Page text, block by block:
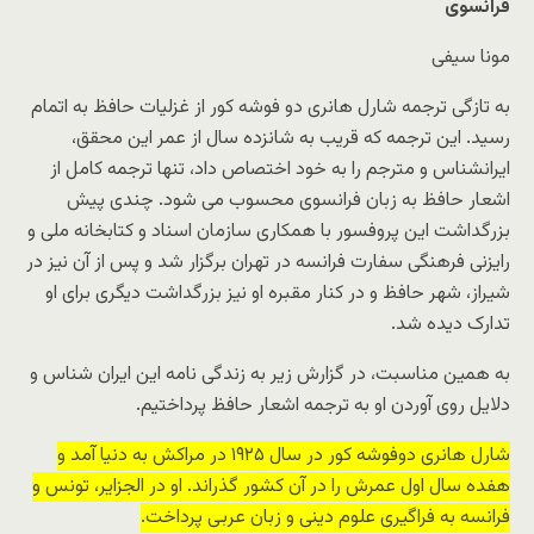
فرانسوی
مونا سیفی
به تازگی ترجمه شارل هانری دو فوشه کور از غزلیات حافظ به اتمام
رسید. این ترجمه که قریب به شانزده سال از عمر این محقق،
ایرانشناس و مترجم را به خود اختصاص داد، تنها ترجمه کامل از
اشعار حافظ به زبان فرانسوی محسوب می شود. چندی پیش
بزرگداشت این پروفسور با همکاری سازمان اسناد و کتابخانه ملی و
رایزنی فرهنگی سفارت فرانسه در تهران برگزار شد و پس از آن نیز در
شیراز، شهر حافظ و در کنار مقبره او نیز بزرگداشت دیگری برای او
تدارک دیده شد.
به همین مناسبت، در گزارش زیر به زندگی نامه این ایران شناس و
دلایل روی آوردن او به ترجمه اشعار حافظ پرداختیم.
شارل هانری دوفوشه کور در سال ۱۹۲۵ در مراکش به دنیا آمد و
هفده سال اول عمرش را در آن کشور گذراند. او در الجزایر، تونس و
فرانسه به فراگیری علوم دینی و زبان عربی پرداخت.